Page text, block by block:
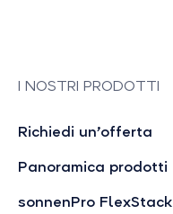
I NOSTRI PRODOTTI
Richiedi un’offerta
Panoramica prodotti
sonnenPro FlexStack